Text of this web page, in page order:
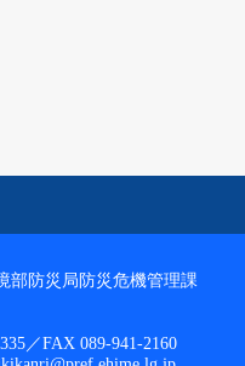
部防災局防災危機管理課
／FAX 089-941-2160